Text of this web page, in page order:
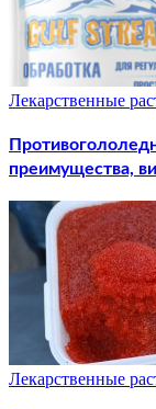
Лекарственные
преимущества,
Лекарственные